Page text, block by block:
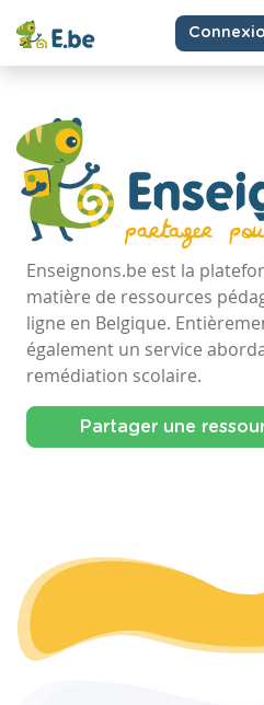
Enseignons.be est la
matière de ressources
ligne en Belgique.
également un service
remédiation scolaire.
Partager une